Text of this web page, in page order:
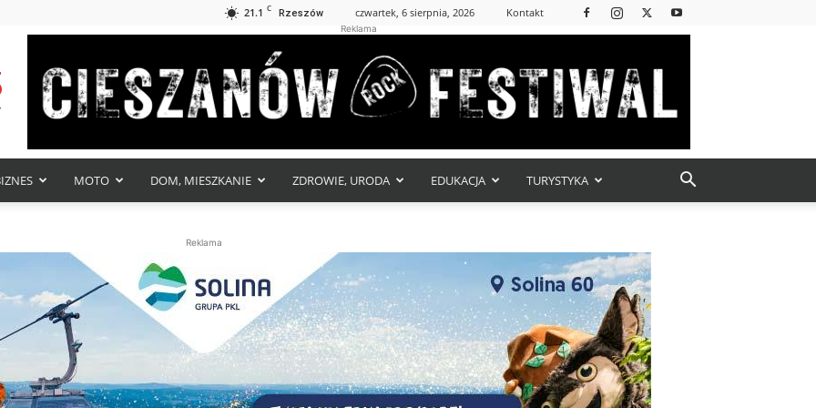
21.1 C Rzeszów czwartek, 6 sierpnia, 2026 Kontakt
Reklama
MOTO DOM, MIESZKANIE ZDROWIE, URODA EDUKACJA TURYSTYKA
Reklama